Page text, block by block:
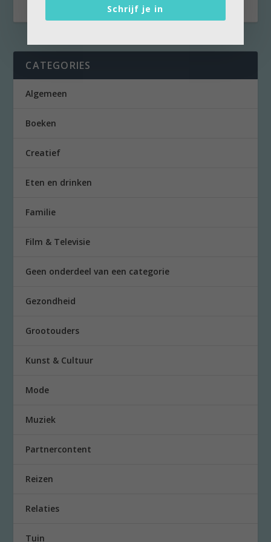
CATEGORIES
Algemeen
Boeken
Creatief
Eten en drinken
Familie
Film & Televisie
Geen onderdeel van een categorie
Gezondheid
Grootouders
Kunst & Cultuur
Mode
Muziek
Partnercontent
Reizen
Relaties
Tuin
Schrijf je in